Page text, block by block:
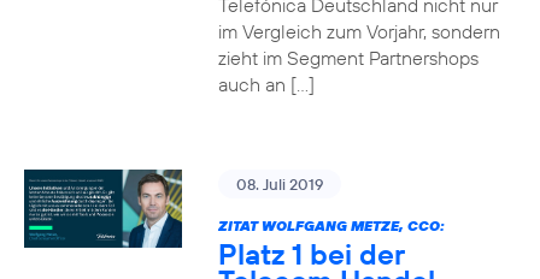
Telefónica Deutschland nicht nur
im Vergleich zum Vorjahr, sondern
zieht im Segment Partnershops
auch an […]
08. Juli 2019
ZITAT WOLFGANG METZE, CCO:
Platz 1 bei der